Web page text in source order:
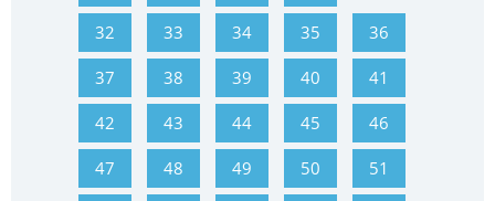
32 33 34 35 36
37 38 39 40 41
42 43 44 45 46
47 48 49 50 51